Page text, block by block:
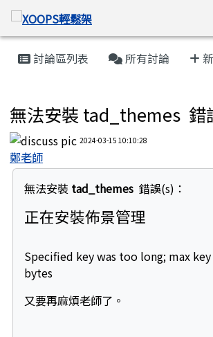
跳至主內容區
XOOPS輕鬆架
導覽列
主內容區域
討論區列表 所有討論
無法安裝 tad_themes 錯
2024-03-15 10:10:28
鄭老師
無法安裝 tad_themes 錯誤(s)：
正在安裝佈景管理
Specified key was too long; max
bytes
又要再麻煩老師了。
頁尾區域